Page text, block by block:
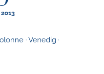
· Venedig ·